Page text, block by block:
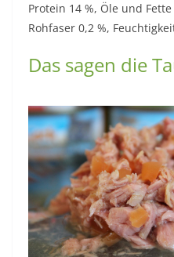
Protein 14 %, Öle und Fette
Rohfaser 0,2 %,
Das sagen die